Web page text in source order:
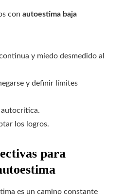
con autoestima baja
y miedo desmedido al
y definir límites
los logros.
para
es un camino constante